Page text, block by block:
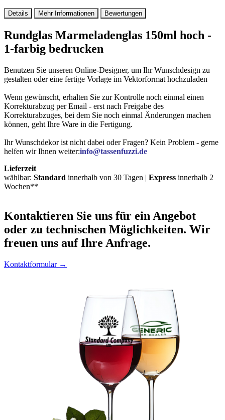
Details Mehr Informationen Bewertungen
Rundglas Marmeladenglas 150ml hoch -
1-farbig bedrucken
Benutzen Sie unseren Online-Designer, um Ihr Wunschdesign zu
gestalten oder eine fertige Vorlage im Vektorformat hochzuladen
Wenn gewünscht, erhalten Sie zur Kontrolle noch einmal einen
Korrekturabzug per Email - erst nach Freigabe des
Korrekturabzuges, bei dem Sie noch einmal Änderungen machen
können, geht Ihre Ware in die Fertigung.
Ihr Wunschdekor ist nicht dabei oder Fragen? Kein Problem - gerne
helfen wir Ihnen weiter:info@tassenfuzzi.de
Lieferzeit
wählbar: Standard innerhalb von 30 Tagen | Express innerhalb 2
Wochen**
Kontaktieren Sie uns für ein Angebot
oder zu technischen Möglichkeiten. Wir
freuen uns auf Ihre Anfrage.
Kontaktformular →